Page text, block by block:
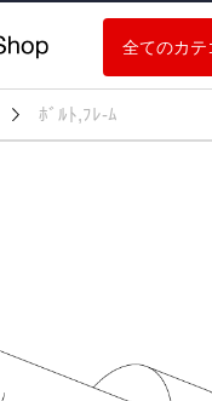
全てのカテ
ﾎﾞﾙﾄ,ﾌﾚ-ﾑ